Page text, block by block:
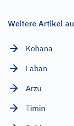
Weitere Artikel
Kohana
Laban
Arzu
Timin